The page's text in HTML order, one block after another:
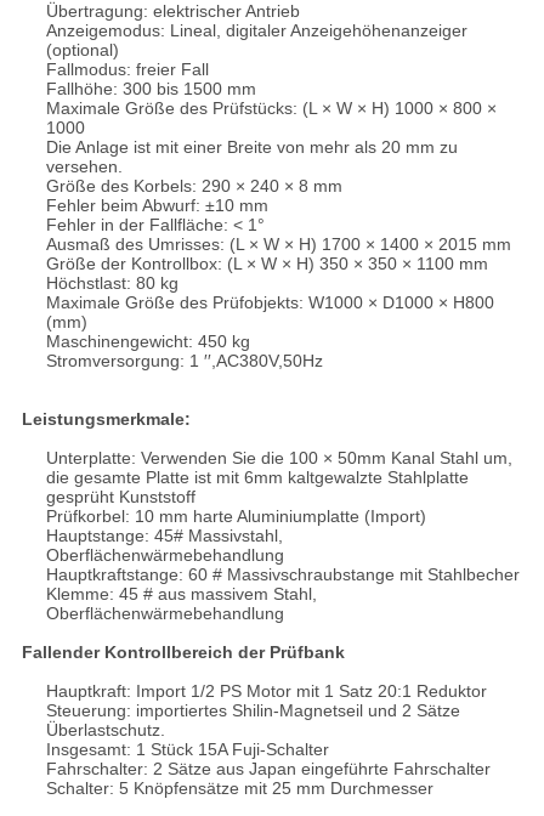
Übertragung: elektrischer Antrieb
Anzeigemodus: Lineal, digitaler Anzeigehöhenanzeiger
(optional)
Fallmodus: freier Fall
Fallhöhe: 300 bis 1500 mm
Maximale Größe des Prüfstücks: (L × W × H) 1000 × 800 ×
1000
Die Anlage ist mit einer Breite von mehr als 20 mm zu
versehen.
Größe des Korbels: 290 × 240 × 8 mm
Fehler beim Abwurf: ±10 mm
Fehler in der Fallfläche: < 1°
Ausmaß des Umrisses: (L × W × H) 1700 × 1400 × 2015 mm
Größe der Kontrollbox: (L × W × H) 350 × 350 × 1100 mm
Höchstlast: 80 kg
Maximale Größe des Prüfobjekts: W1000 × D1000 × H800
(mm)
Maschinengewicht: 450 kg
Stromversorgung: 1 ′′,AC380V,50Hz
Leistungsmerkmale:
Unterplatte: Verwenden Sie die 100 × 50mm Kanal Stahl um,
die gesamte Platte ist mit 6mm kaltgewalzte Stahlplatte
gesprüht Kunststoff
Prüfkorbel: 10 mm harte Aluminiumplatte (Import)
Hauptstange: 45# Massivstahl,
Oberflächenwärmebehandlung
Hauptkraftstange: 60 # Massivschraubstange mit Stahlbecher
Klemme: 45 # aus massivem Stahl,
Oberflächenwärmebehandlung
Fallender Kontrollbereich der Prüfbank
Hauptkraft: Import 1/2 PS Motor mit 1 Satz 20:1 Reduktor
Steuerung: importiertes Shilin-Magnetseil und 2 Sätze
Überlastschutz.
Insgesamt: 1 Stück 15A Fuji-Schalter
Fahrschalter: 2 Sätze aus Japan eingeführte Fahrschalter
Schalter: 5 Knöpfensätze mit 25 mm Durchmesser